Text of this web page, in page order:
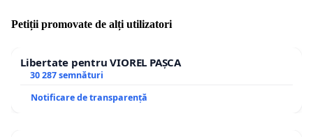
Petiții promovate de alți utilizatori
Libertate pentru VIOREL PAȘCA
30 287 semnături
Notificare de transparență